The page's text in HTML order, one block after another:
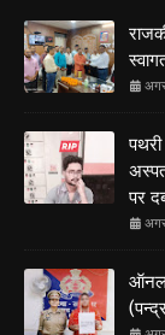
पर